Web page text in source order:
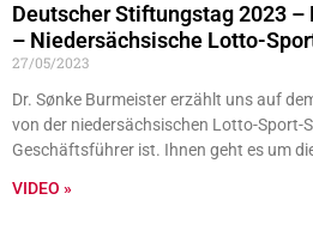
Deutscher Stiftungstag 2023 –
– Niedersächsische Lotto-
27/05/2023
Dr. Sønke Burmeister erzählt uns auf
von der niedersächsischen Lotto-Sport-
Geschäftsführer ist. Ihnen geht es um
VIDEO »